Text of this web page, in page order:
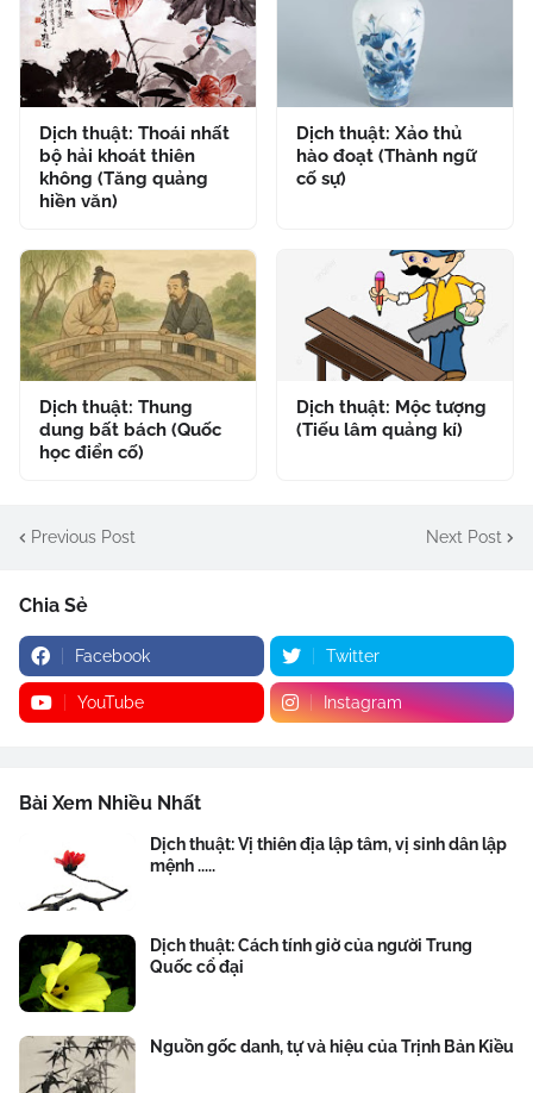
Dịch thuật: Thoái nhất
bộ hải khoát thiên
không (Tăng quảng
hiền văn)
Dịch thuật: Xảo thủ
hào đoạt (Thành ngữ
cố sự)
Dịch thuật: Thung
dung bất bách (Quốc
học điển cố)
Dịch thuật: Mộc tượng
(Tiếu lâm quảng kí)
Previous Post Next Post
Chia Sẻ
Facebook Twitter
YouTube Instagram
Bài Xem Nhiều Nhất
Dịch thuật: Vị thiên địa lập tâm, vị sinh dân lập
mệnh .....
Dịch thuật: Cách tính giờ của người Trung
Quốc cổ đại
Nguồn gốc danh, tự và hiệu của Trịnh Bản Kiều